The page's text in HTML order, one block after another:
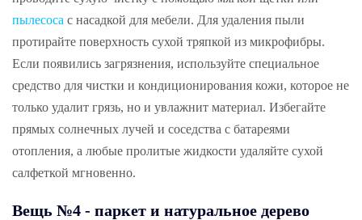
пылесоса с насадкой для мебели. Для удаления пыли
протирайте поверхность сухой тряпкой из микрофибры.
Если появились загрязнения, используйте специальное
средство для чистки и кондиционирования кожи, которое не
только удалит грязь, но и увлажнит материал. Избегайте
прямых солнечных лучей и соседства с батареями
отопления, а любые пролитые жидкости удаляйте сухой
салфеткой мгновенно.
Вещь №4 - паркет и натуральное дерево